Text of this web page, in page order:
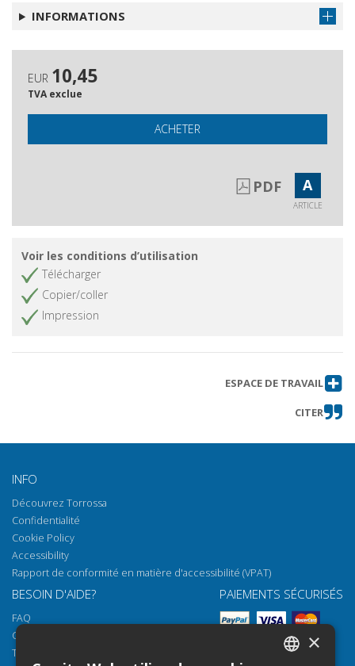
INFORMATIONS
EUR 10,45
TVA exclue
ACHETER
PDF A
ARTICLE
Voir les conditions d’utilisation
Télécharger
Copier/coller
Impression
ESPACE DE TRAVAIL
CITER
INFO
Découvrez Torrossa
Confidentialité
Cookie Policy
Accessibility
Rapport de conformité en matière d'accessibilité (VPAT)
BESOIN D'AIDE?
FAQ
Comment ouvrir nos documents
Torrossa Reader
PAIEMENTS SÉCURISÉS
×